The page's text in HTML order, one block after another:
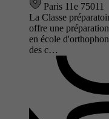
Paris 11e 75011
La Classe
offre une
en école
des c…